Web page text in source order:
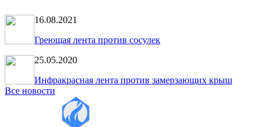
16.08.2021
Греющая лента против сосулек
25.05.2020
Инфракрасная лента против замерзающих крыш
Все новости